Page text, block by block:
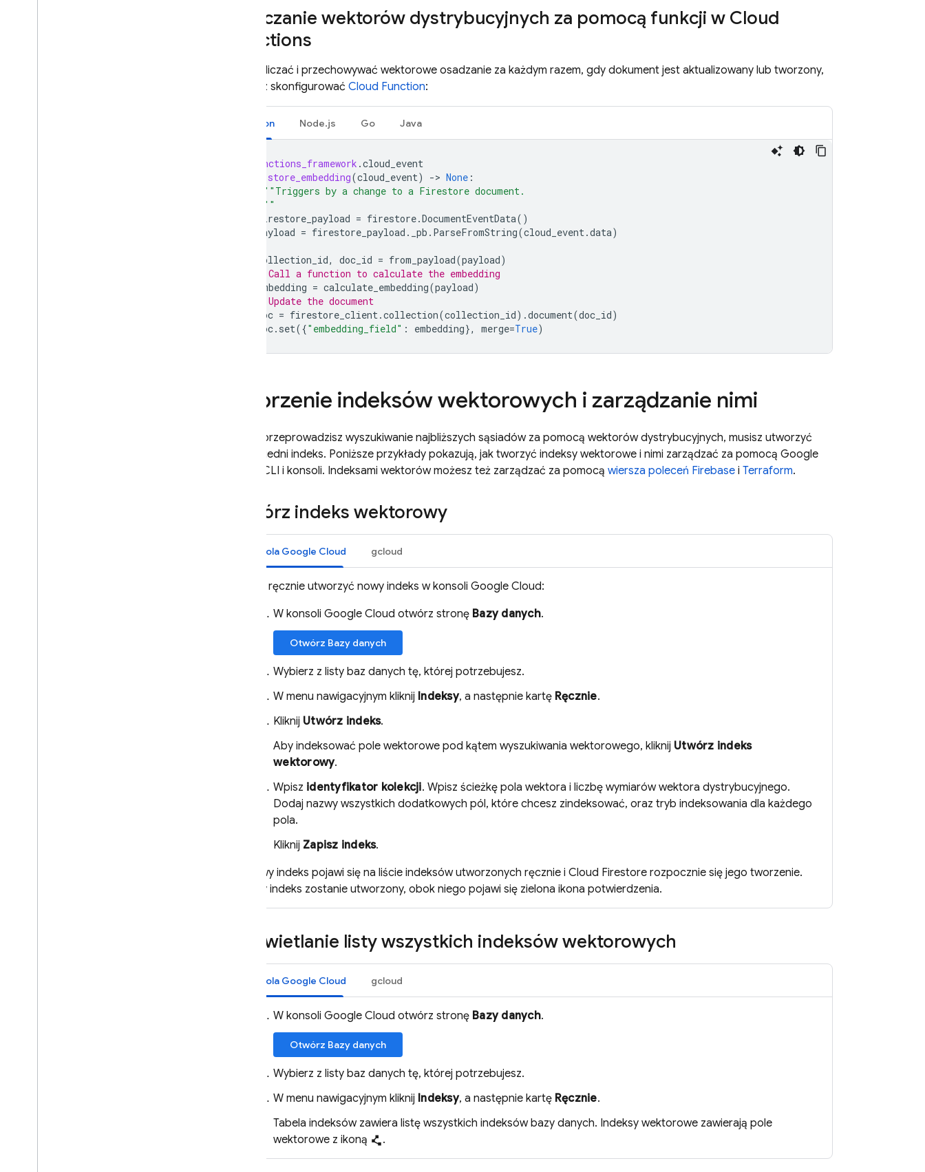
Obliczanie wektorów dystrybucyjnych za pomocą funkcji w Cloud
Functions
Aby obliczać i przechowywać wektorowe osadzanie za każdym razem, gdy dokument jest aktualizowany lub tworzony,
możesz skonfigurować Cloud Function:
Python Node.js Go Java
@functions_framework .cloud_event
store_embedding(cloud_event) -> None :
"""Triggers by a change to a Firestore document.
  """
firestore_payload = firestore.DocumentEventData()
payload = firestore_payload . _pb . ParseFromString(cloud_event.data)
collection_id, doc_id = from_payload(payload)
# Call a function to calculate the embedding
embedding = calculate_embedding(payload)
# Update the document
doc = firestore_client.collection(collection_id) .document(doc_id)
doc. set({"embedding_field" : embedding}, merge=True)
Tworzenie indeksów wektorowych i zarządzanie nimi
Zanim przeprowadzisz wyszukiwanie najbliższych sąsiadów za pomocą wektorów dystrybucyjnych, musisz utworzyć
odpowiedni indeks. Poniższe przykłady pokazują, jak tworzyć indeksy wektorowe i nimi zarządzać za pomocą Google
Cloud CLI i konsoli. Indeksami wektorów możesz też zarządzać za pomocą wiersza poleceń Firebase i Terraform.
Utwórz indeks wektorowy
Konsola Google Cloud gcloud
Aby ręcznie utworzyć nowy indeks w konsoli Google Cloud:
W konsoli Google Cloud otwórz stronę Bazy danych.
Otwórz Bazy danych
Wybierz z listy baz danych tę, której potrzebujesz.
W menu nawigacyjnym kliknij Indeksy, a następnie kartę Ręcznie.
Kliknij Utwórz indeks.
Aby indeksować pole wektorowe pod kątem wyszukiwania wektorowego, kliknij Utwórz indeks
wektorowy.
Wpisz identyfikator kolekcji. Wpisz ścieżkę pola wektora i liczbę wymiarów wektora dystrybucyjnego.
Dodaj nazwy wszystkich dodatkowych pól, które chcesz zindeksować, oraz tryb indeksowania dla każdego
pola.
Kliknij Zapisz indeks.
Nowy indeks pojawi się na liście indeksów utworzonych ręcznie i Cloud Firestore rozpocznie się jego tworzenie.
Gdy indeks zostanie utworzony, obok niego pojawi się zielona ikona potwierdzenia.
Wyświetlanie listy wszystkich indeksów wektorowych
Konsola Google Cloud gcloud
W konsoli Google Cloud otwórz stronę Bazy danych.
Otwórz Bazy danych
Wybierz z listy baz danych tę, której potrzebujesz.
W menu nawigacyjnym kliknij Indeksy, a następnie kartę Ręcznie.
Tabela indeksów zawiera listę wszystkich indeksów bazy danych. Indeksy wektorowe zawierają pole
wektorowe z ikoną polyline.